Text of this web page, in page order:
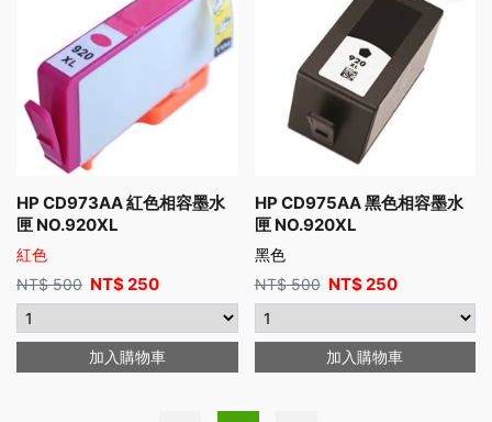
HP CD973AA 紅色相容墨水
匣 NO.920XL
紅色
NT$500 NT$ 250
加入購物車
HP CD975AA 黑色相容墨水
匣 NO.920XL
黑色
NT$500 NT$250
加入購物車